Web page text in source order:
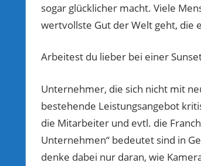
sogar glücklicher macht. Viele
wertvollste Gut der Welt geht, die
Arbeitest du lieber bei einer
Unternehmer, die sich nicht mit
bestehende Leistungsangebot
die Mitarbeiter und evtl. die
Unternehmen“ bedeutet sind in
denke dabei nur daran, wie